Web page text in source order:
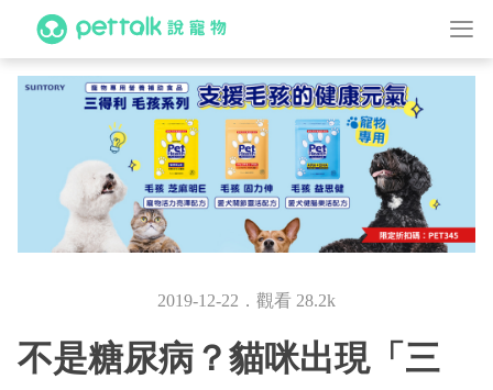
2019-12-22．觀看 28.2k
不是糖尿病？貓咪出現「三